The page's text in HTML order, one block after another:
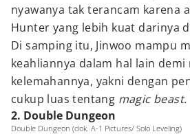
nyawanya tak terancam karena
Hunter yang lebih kuat darinya
Di samping itu, Jinwoo mampu
keahliannya dalam hal lain
kelemahannya, yakni dengan
cukup luas tentang magic beast.
2. Double Dungeon
Double Dungeon (dok. A-1 Pictures/ Solo Leveling)